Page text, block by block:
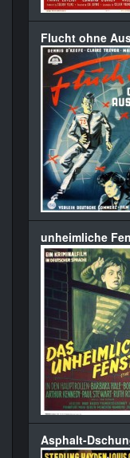
Flucht ohne
unheimliche
Asphalt-